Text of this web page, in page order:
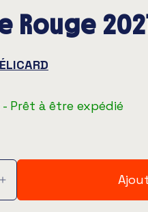
Rouge
Prêt à être expédié